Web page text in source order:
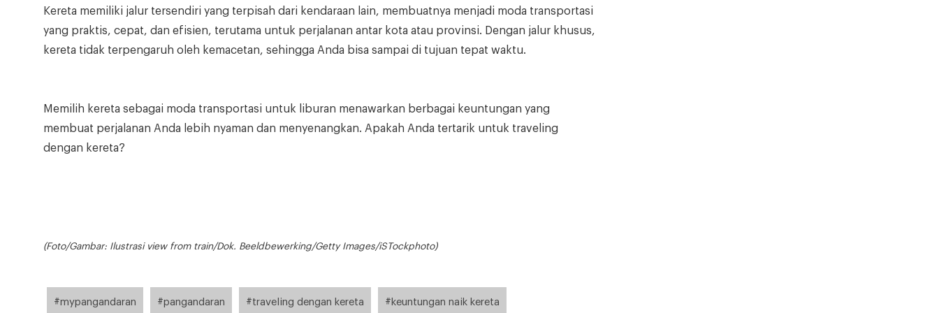
Kereta memiliki jalur tersendiri yang terpisah dari kendaraan lain, membuatnya menjadi moda transportasi
yang praktis, cepat, dan efisien, terutama untuk perjalanan antar kota atau provinsi. Dengan jalur khusus,
kereta tidak terpengaruh oleh kemacetan, sehingga Anda bisa sampai di tujuan tepat waktu.
Memilih kereta sebagai moda transportasi untuk liburan menawarkan berbagai keuntungan yang
membuat perjalanan Anda lebih nyaman dan menyenangkan. Apakah Anda tertarik untuk traveling
dengan kereta?
(Foto/Gambar: Ilustrasi view from train/Dok. Beeldbewerking/Getty Images/iSTockphoto)
#mypangandaran #pangandaran #traveling dengan kereta #keuntungan naik kereta